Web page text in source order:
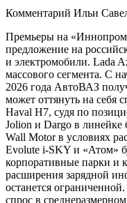
Комментарий Ильи
Премьеры на
предложение на
и электромобили. Lada
массового сегмента. С
2026 года АвтоВАЗ
может оттянуть на себя
Haval H7, судя по
Jolion и Dargo в линейке
Wall Motor в условиях
Evolute i-SKY и «Атом»
корпоративные парки и
расширения зарядной
останется
спрос в